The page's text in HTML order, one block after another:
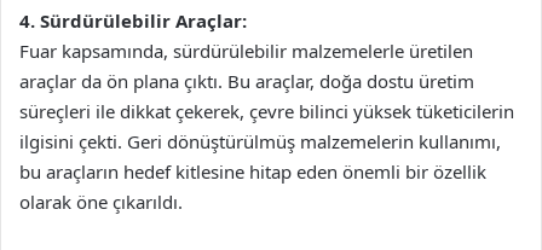
4. Sürdürülebilir Araçlar:
Fuar kapsamında, sürdürülebilir malzemelerle üretilen
araçlar da ön plana çıktı. Bu araçlar, doğa dostu üretim
süreçleri ile dikkat çekerek, çevre bilinci yüksek tüketicilerin
ilgisini çekti. Geri dönüştürülmüş malzemelerin kullanımı,
bu araçların hedef kitlesine hitap eden önemli bir özellik
olarak öne çıkarıldı.